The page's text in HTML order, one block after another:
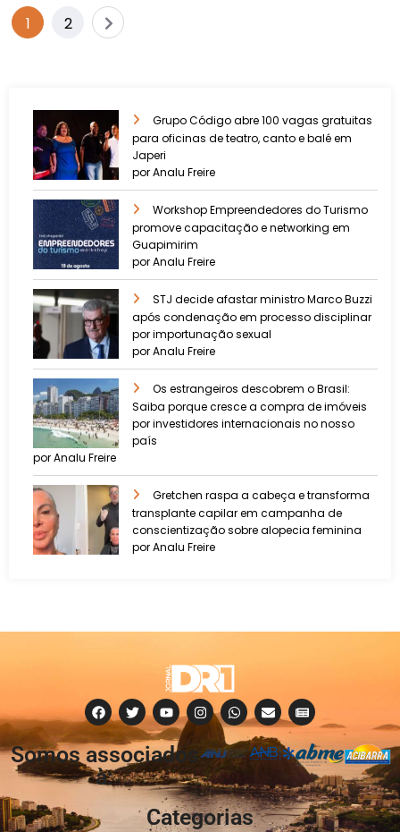
1 2
Grupo Código abre 100 vagas gratuitas
para oficinas de teatro, canto e balé em
Japeri
por Analu Freire
Workshop Empreendedores do Turismo
promove capacitação e networking em
Guapimirim
por Analu Freire
STJ decide afastar ministro Marco Buzzi
após condenação em processo disciplinar
por importunação sexual
por Analu Freire
Os estrangeiros descobrem o Brasil:
Saiba porque cresce a compra de imóveis
por investidores internacionais no nosso
país
por Analu Freire
Gretchen raspa a cabeça e transforma
transplante capilar em campanha de
conscientização sobre alopecia feminina
por Analu Freire
Somos associados
à:
Categorias